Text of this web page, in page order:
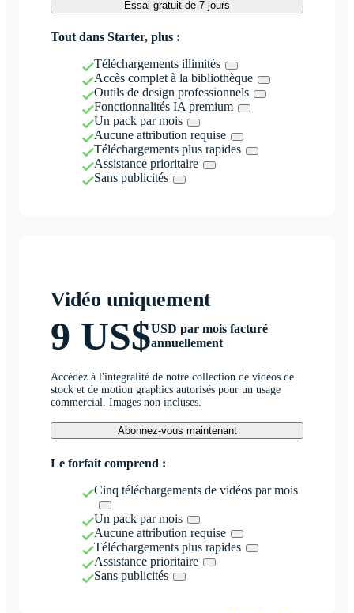
Essai gratuit de 7 jours
Tout dans Starter, plus :
Téléchargements illimités
Accès complet à la bibliothèque
Outils de design professionnels
Fonctionnalités IA premium
Un pack par mois
Aucune attribution requise
Téléchargements plus rapides
Assistance prioritaire
Sans publicités
Vidéo uniquement
9 US$USD par mois facturé
annuellement
Accédez à l'intégralité de notre collection de vidéos de
stock et de motion graphics autorisés pour un usage
commercial. Images non incluses.
Abonnez-vous maintenant
Le forfait comprend :
Cinq téléchargements de vidéos par mois
Un pack par mois
Aucune attribution requise
Téléchargements plus rapides
Assistance prioritaire
Sans publicités